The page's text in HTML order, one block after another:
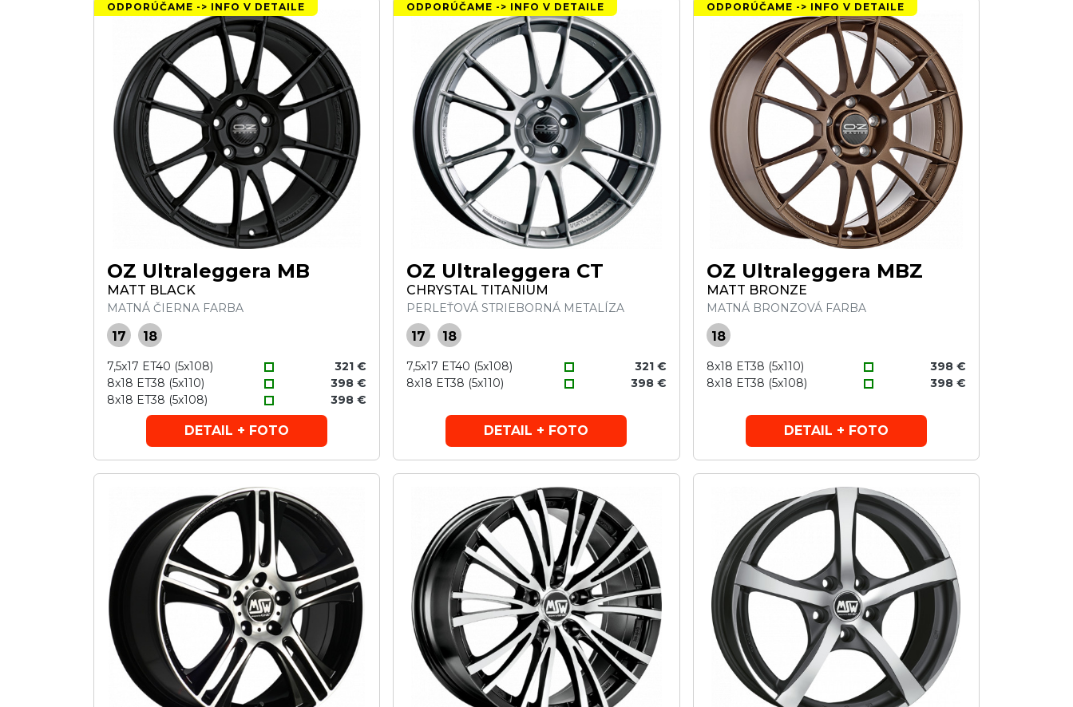
ODPORÚČAME -> INFO V DETAILE
OZ Ultraleggera MB
MATT BLACK
MATNÁ ČIERNA FARBA
17 18
7,5x17 ET40 (5x108)
321 €
8x18 ET38 (5x110)
398 €
8x18 ET38 (5x108)
398 €
DETAIL + FOTO
ODPORÚČAME -> INFO V DETAILE
OZ Ultraleggera CT
CHRYSTAL TITANIUM
PERLEŤOVÁ STRIEBORNÁ METALÍZA
17 18
7,5x17 ET40 (5x108)
321 €
8x18 ET38 (5x110)
398 €
DETAIL + FOTO
ODPORÚČAME -> INFO V DETAILE
OZ Ultraleggera MBZ
MATT BRONZE
MATNÁ BRONZOVÁ FARBA
18
8x18 ET38 (5x110)
398 €
8x18 ET38 (5x108)
398 €
DETAIL + FOTO